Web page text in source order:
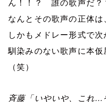
ん！！？ 誰の歌声だ？
なんとその歌声の正体は
しかもメドレー形式で
馴染みのない歌声に本
（笑）
斉藤「いやいや、これ…